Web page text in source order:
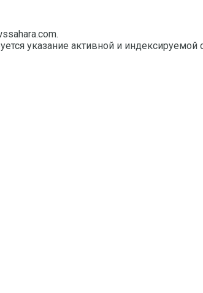
указание активной и индексируемой